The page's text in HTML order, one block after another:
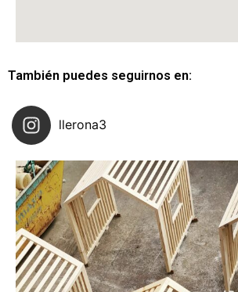
También puedes seguirnos en:
llerona3